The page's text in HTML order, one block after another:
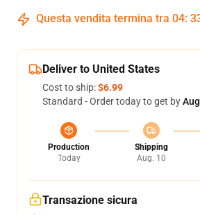
Questa vendita termina tra 04:
Deliver to United States
Cost to ship:$6.99
Standard - Order today to get by
Production
Today
Shipping
Aug. 10
Transazione sicura